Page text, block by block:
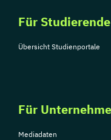
Für Studierende
Übersicht Studienportale
Für
Mediadaten